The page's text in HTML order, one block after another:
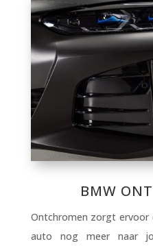
BMW
Ontchromen zorgt
auto nog meer naar